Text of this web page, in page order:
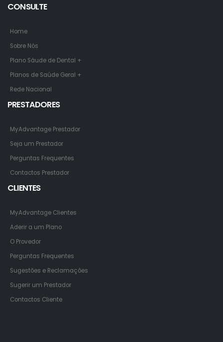
CONSULTE
Home
Sobre Nós
Plano Sáude de Dental +
Planos de Saúde Geral +
Rede Nacional
PRESTADORES
MyAdvantage Prestador
Seja um Prestador
Perguntas Frequentes
Contactos Prestador
CLIENTES
MyAdvantage Clientes
Aderir a um Plano
O Provedor
Perguntas Frequentes
Sugestões e Reclamações
Sugerir um Prestador
Contactos Cliente